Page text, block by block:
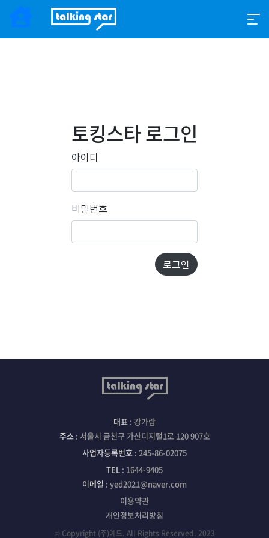
토킹스타 로그인
아이디
비밀번호
로그인
대표 : 강가람
주소: 서울시 금천구 가산디지털1로 120 907호
사업자등록번호 : 245-86-02075
TEL : 1644-9405
이메일 : yed2021@naver.com
이용약관
개인정보처리방침
© Copyright (주)예드. All Rights Reserved. 2023